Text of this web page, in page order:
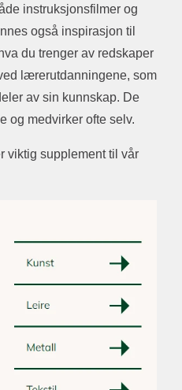
instruksjonsfilmer og
også inspirasjon til
du trenger av redskaper
lærerutdanningene, som
av sin kunnskap. De
og medvirker ofte selv.
viktig supplement til vår